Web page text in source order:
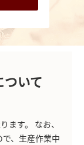
いて
ます。
なお、
、生産作業中